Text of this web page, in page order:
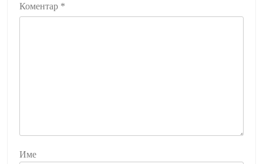
Коментар *
Име